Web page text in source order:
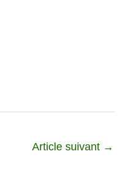
Article suivant →